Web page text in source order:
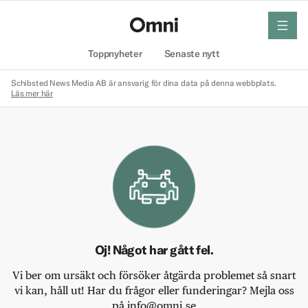
Toppnyheter Senaste nytt
meny
Schibsted News Media AB är ansvarig för dina data på denna webbplats.
Läs mer här
Oj! Något har gått fel.
Vi ber om ursäkt och försöker åtgärda problemet så snart
vi kan, håll ut! Har du frågor eller funderingar? Mejla oss